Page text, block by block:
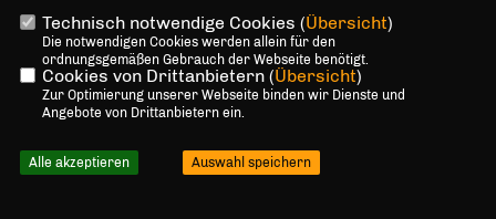
Technisch notwendige Cookies (Übersicht)
Die notwendigen Cookies werden allein für den
ordnungsgemäßen Gebrauch der Webseite benötigt.
Cookies von Drittanbietern (Übersicht)
Zur Optimierung unserer Webseite binden wir Dienste und
Angebote von Drittanbietern ein.
Alle akzeptieren Auswahl speichern